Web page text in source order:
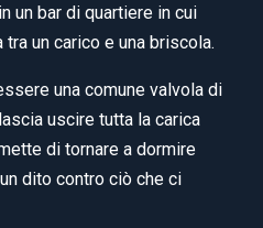
un bar di quartiere in cui
un carico e una briscola.
una comune valvola di
uscire tutta la carica
di tornare a dormire
dito contro ciò che ci